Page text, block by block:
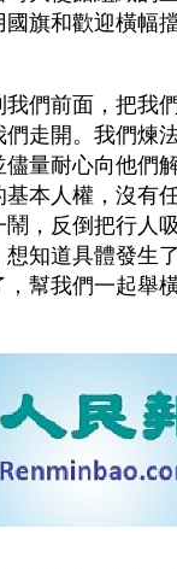
旗和歡迎橫幅
們前面，把我
走開。我們煉
量耐心向他們
本人權，沒有
，反倒把行人
知道具體發生
幫我們一起舉橫